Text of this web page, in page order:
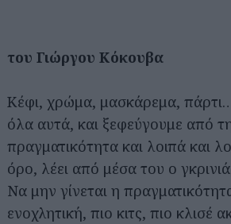
του Γιώργου Κόκουβα
Κέφι, χρώμα, μασκάρεμα,
όλα αυτά, και ξεφεύγουμε από
πραγματικότητα και λοιπά και
όρο, λέει από μέσα του ο
Να μην γίνεται η
ενοχλητική, πιο κιτς, πιο κλισέ